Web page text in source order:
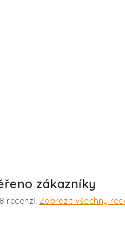
zákazníky
recenzí. Zobrazit všechny